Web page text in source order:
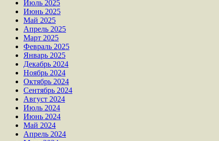
Июль 2025
Июнь 2025
Май 2025
Апрель 2025
Март 2025
Февраль 2025
Январь 2025
Декабрь 2024
Ноябрь 2024
Октябрь 2024
Сентябрь 2024
Август 2024
Июль 2024
Июнь 2024
Май 2024
Апрель 2024